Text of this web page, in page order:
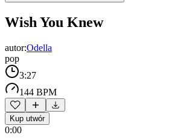
Wish You Knew
autor:Odella
pop
3:27
144 BPM
Kup utwór
0:00